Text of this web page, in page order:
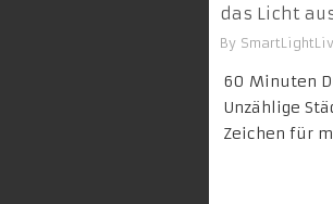
das Licht
By
60 Minuten
Unzählige
Zeichen für